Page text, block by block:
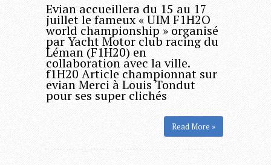
Evian accueillera du 15 au 17
juillet le fameux « UIM F1H2O
world championship » organisé
par Yacht Motor club racing du
Léman (F1H20) en
collaboration avec la ville.
f1H20 Article championnat sur
evian Merci à Louis Tondut
pour ses super clichés
Read More »